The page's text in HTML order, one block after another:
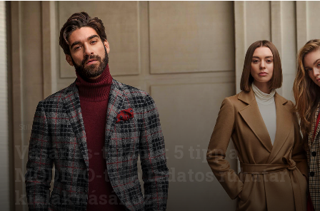
Stílus
Vásárlás-terápia: 5 tipp a
MODIVO-tól a tudatos ruhatár
kialakításához